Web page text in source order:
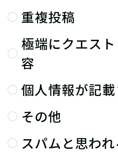
重複投稿
極端にクエス
容
個人情報が記
その他
スパムと思われ